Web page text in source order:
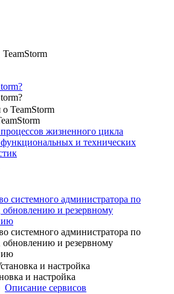
TeamStorm
жизненного цикла
и технических
системного администратора по
обновлению и резервному
системного администратора по
обновлению и резервному
и настройка
и настройка
Описание сервисов